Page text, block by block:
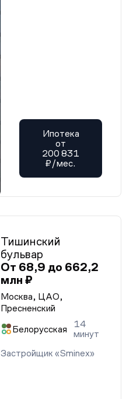
Ипотека
от
200 831
₽/мес.
Тишинский
бульвар
От 68,9 до 662,2
млн ₽
Москва, ЦАО,
Пресненский
Белорусская
14
минут
Застройщик «Sminex»